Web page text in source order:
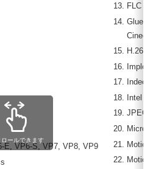
E, VP6-S, VP7, VP8, VP9
FLC
H.261
Indeo
Intel
JPEG
Motion
ロールできます